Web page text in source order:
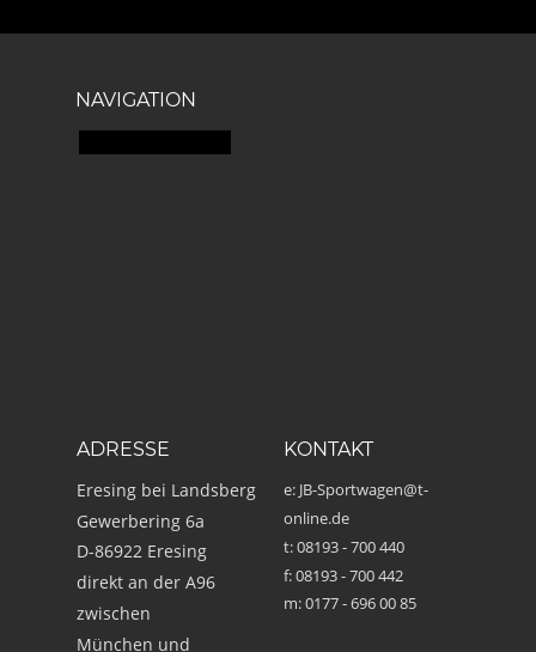
NAVIGATION
ADRESSE
Eresing bei Landsberg
Gewerbering 6a
D-86922 Eresing
direkt an der A96
zwischen
München und
KONTAKT
e: JB-Sportwagen@t-
online.de
t: 08193 - 700 440
f: 08193 - 700 442
m: 0177 - 696 00 85